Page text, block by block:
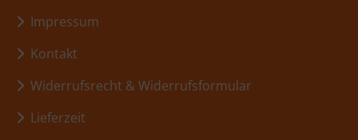
Impressum
Kontakt
Widerrufsrecht & Widerrufsformular
Lieferzeit